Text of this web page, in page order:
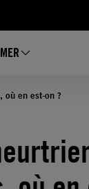
où en est-on ?